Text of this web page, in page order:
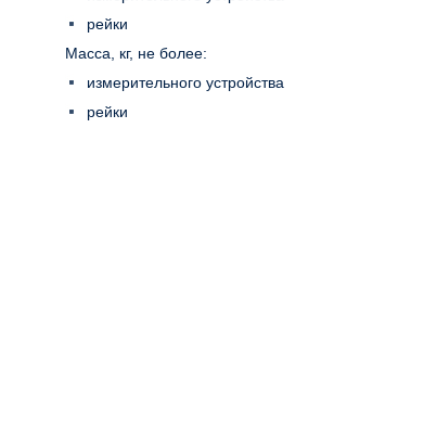
рейки
Масса, кг, не более:
измерительного устройства
рейки